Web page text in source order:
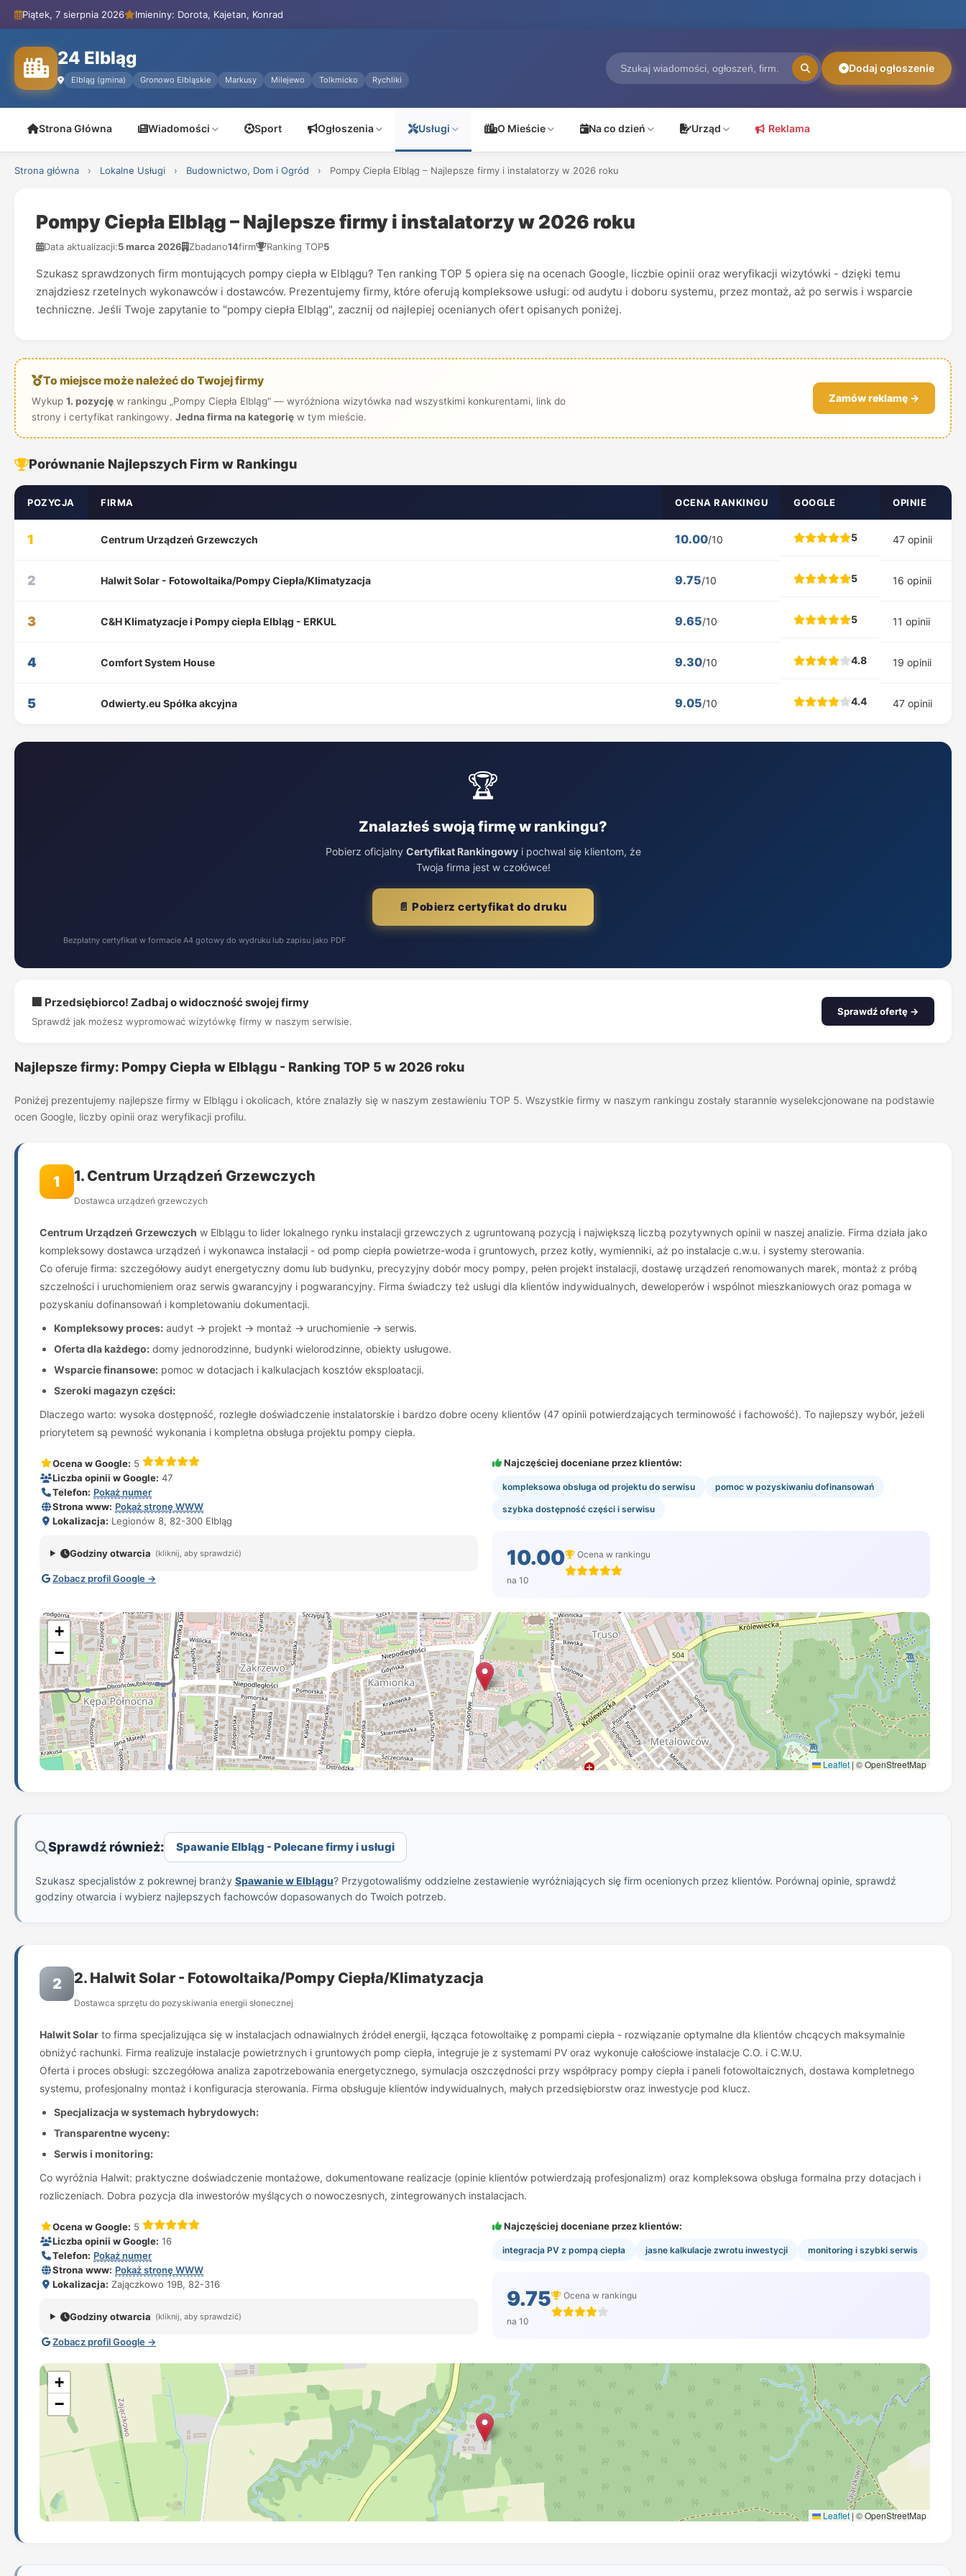
Piątek, 7 sierpnia 2026 Imieniny: Dorota, Kajetan, Konrad
24 Elbląg
Elbląg (gmina) Gronowo Elbląskie Markusy Milejewo Tolkmicko Rychliki
Dodaj ogłoszenie
Strona Główna Wiadomości Sport Ogłoszenia Usługi O Mieście Na co dzień Urząd Reklama
Strona główna › Lokalne Usługi › Budownictwo, Dom i Ogród › Pompy Ciepła Elbląg – Najlepsze firmy i instalatorzy w 2026 roku
Pompy Ciepła Elbląg – Najlepsze firmy i instalatorzy w 2026 roku
Data aktualizacji:5 marca 2026 Zbadano14firm Ranking TOP5
Szukasz sprawdzonych firm montujących pompy ciepła w Elblągu? Ten ranking TOP 5 opiera się na ocenach Google, liczbie opinii oraz weryfikacji wizytówki - dzięki temu
znajdziesz rzetelnych wykonawców i dostawców. Prezentujemy firmy, które oferują kompleksowe usługi: od audytu i doboru systemu, przez montaż, aż po serwis i wsparcie
techniczne. Jeśli Twoje zapytanie to "pompy ciepła Elbląg", zacznij od najlepiej ocenianych ofert opisanych poniżej.
To miejsce może należeć do Twojej firmy
Wykup 1. pozycjęw rankingu „Pompy Ciepła Elbląg" — wyróżniona wizytówka nad wszystkimi konkurentami, link do
strony i certyfikat rankingowy. Jedna firma na kategorięw tym mieście.
Zamów reklamę →
Porównanie Najlepszych Firm w Rankingu
POZYCJA FIRMA OCENA RANKINGU GOOGLE OPINIE
1 Centrum Urządzeń Grzewczych 10.00/10 5 47 opinii
2 Halwit Solar - Fotowoltaika/Pompy Ciepła/Klimatyzacja 9.75/10 5 16 opinii
3 C&H Klimatyzacje i Pompy ciepła Elbląg - ERKUL 9.65/10 5 11 opinii
4 Comfort System House 9.30/10 4.8 19 opinii
5 Odwierty.eu Spółka akcyjna 9.05/10 4.4 47 opinii
🏆
Znalazłeś swoją firmę w rankingu?
Pobierz oficjalny Certyfikat Rankingowyi pochwal się klientom, że
Twoja firma jest w czołówce!
📄 Pobierz certyfikat do druku
Bezpłatny certyfikat w formacie A4 gotowy do wydruku lub zapisu jako PDF
🏢 Przedsiębiorco! Zadbaj o widoczność swojej firmy
Sprawdź jak możesz wypromować wizytówkę firmy w naszym serwisie.
Sprawdź ofertę →
Najlepsze firmy: Pompy Ciepła w Elblągu - Ranking TOP 5 w 2026 roku
Poniżej prezentujemy najlepsze firmy w Elblągu i okolicach, które znalazły się w naszym zestawieniu TOP 5. Wszystkie firmy w naszym rankingu zostały starannie wyselekcjonowane na podstawie
ocen Google, liczby opinii oraz weryfikacji profilu.
1 1. Centrum Urządzeń Grzewczych
Dostawca urządzeń grzewczych
Centrum Urządzeń Grzewczych w Elblągu to lider lokalnego rynku instalacji grzewczych z ugruntowaną pozycją i największą liczbą pozytywnych opinii w naszej analizie. Firma działa jako
kompleksowy dostawca urządzeń i wykonawca instalacji - od pomp ciepła powietrze-woda i gruntowych, przez kotły, wymienniki, aż po instalacje c.w.u. i systemy sterowania.
Co oferuje firma: szczegółowy audyt energetyczny domu lub budynku, precyzyjny dobór mocy pompy, pełen projekt instalacji, dostawę urządzeń renomowanych marek, montaż z próbą
szczelności i uruchomieniem oraz serwis gwarancyjny i pogwarancyjny. Firma świadczy też usługi dla klientów indywidualnych, deweloperów i wspólnot mieszkaniowych oraz pomaga w
pozyskaniu dofinansowań i kompletowaniu dokumentacji.
Kompleksowy proces: audyt → projekt → montaż → uruchomienie → serwis.
Oferta dla każdego: domy jednorodzinne, budynki wielorodzinne, obiekty usługowe.
Wsparcie finansowe: pomoc w dotacjach i kalkulacjach kosztów eksploatacji.
Szeroki magazyn części:
Dlaczego warto: wysoka dostępność, rozległe doświadczenie instalatorskie i bardzo dobre oceny klientów (47 opinii potwierdzających terminowość i fachowość). To najlepszy wybór, jeżeli
priorytetem są pewność wykonania i kompletna obsługa projektu pompy ciepła.
Ocena w Google: 5
Liczba opinii w Google: 47
Telefon: Pokaż numer
Strona www: Pokaż stronę WWW
Lokalizacja: Legionów 8, 82-300 Elbląg
Godziny otwarcia (kliknij, aby sprawdzić)
Zobacz profil Google →
Najczęściej doceniane przez klientów:
kompleksowa obsługa od projektu do serwisu pomoc w pozyskiwaniu dofinansowań
szybka dostępność części i serwisu
10.00
na 10
Ocena w rankingu
+
−
Leaflet | © OpenStreetMap
Sprawdź również: Spawanie Elbląg - Polecane firmy i usługi
Szukasz specjalistów z pokrewnej branży Spawanie w Elblągu? Przygotowaliśmy oddzielne zestawienie wyróżniających się firm ocenionych przez klientów. Porównaj opinie, sprawdź
godziny otwarcia i wybierz najlepszych fachowców dopasowanych do Twoich potrzeb.
2 2. Halwit Solar - Fotowoltaika/Pompy Ciepła/Klimatyzacja
Dostawca sprzętu do pozyskiwania energii słonecznej
Halwit Solar to firma specjalizująca się w instalacjach odnawialnych źródeł energii, łącząca fotowoltaikę z pompami ciepła - rozwiązanie optymalne dla klientów chcących maksymalnie
obniżyć rachunki. Firma realizuje instalacje powietrznych i gruntowych pomp ciepła, integruje je z systemami PV oraz wykonuje całościowe instalacje C.O. i C.W.U.
Oferta i proces obsługi: szczegółowa analiza zapotrzebowania energetycznego, symulacja oszczędności przy współpracy pompy ciepła i paneli fotowoltaicznych, dostawa kompletnego
systemu, profesjonalny montaż i konfiguracja sterowania. Firma obsługuje klientów indywidualnych, małych przedsiębiorstw oraz inwestycje pod klucz.
Specjalizacja w systemach hybrydowych:
Transparentne wyceny:
Serwis i monitoring:
Co wyróżnia Halwit: praktyczne doświadczenie montażowe, dokumentowane realizacje (opinie klientów potwierdzają profesjonalizm) oraz kompleksowa obsługa formalna przy dotacjach i
rozliczeniach. Dobra pozycja dla inwestorów myślących o nowoczesnych, zintegrowanych instalacjach.
Ocena w Google: 5
Liczba opinii w Google: 16
Telefon: Pokaż numer
Strona www: Pokaż stronę WWW
Lokalizacja: Zajączkowo 19B, 82-316
Godziny otwarcia (kliknij, aby sprawdzić)
Zobacz profil Google →
Najczęściej doceniane przez klientów:
integracja PV z pompą ciepła jasne kalkulacje zwrotu inwestycji monitoring i szybki serwis
9.75
na 10
Ocena w rankingu
+
−
Leaflet | © OpenStreetMap